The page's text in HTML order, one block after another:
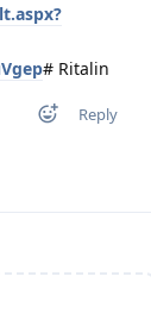
# Ritalin
Reply